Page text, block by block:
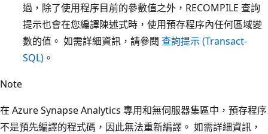
過，除了使用程序目前的參數值之外，RECOMPILE 查詢
提示也會在您編譯陳述式時，使用預存程序內任何區域變
數的值。 如需詳細資訊，請參閱 查詢提示 (Transact-
SQL) 。
Note
在 Azure Synapse Analytics 專用和無伺服器集區中，預存程序
不是預先編譯的程式碼，因此無法重新編譯。 如需詳細資訊，